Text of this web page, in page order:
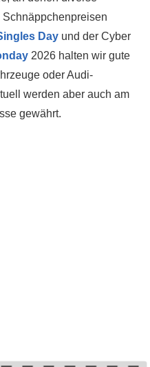
Day und der Cyber
2026 halten wir gute
oder Audi-
werden aber auch am
gewährt.